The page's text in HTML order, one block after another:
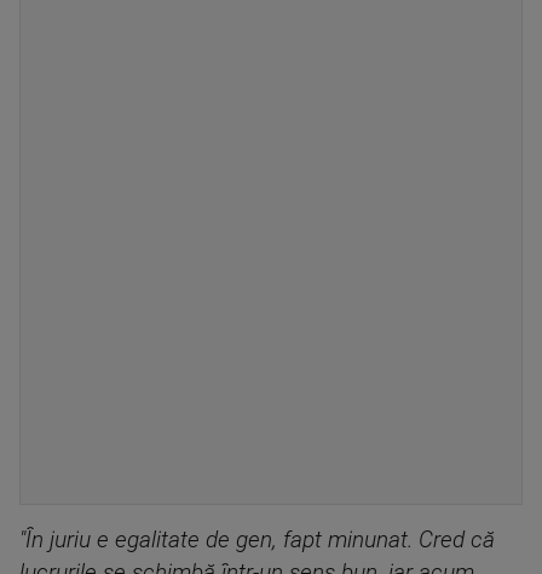
"În juriu e egalitate de gen, fapt minunat. Cred că